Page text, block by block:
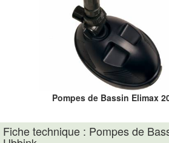
Pompes de Bassin Elimax
Fiche technique : Pompes de